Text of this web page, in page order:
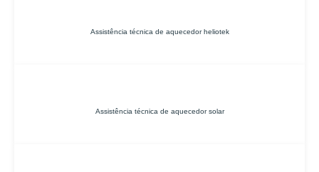
Assistência técnica de aquecedor heliotek
Assistência técnica de aquecedor solar